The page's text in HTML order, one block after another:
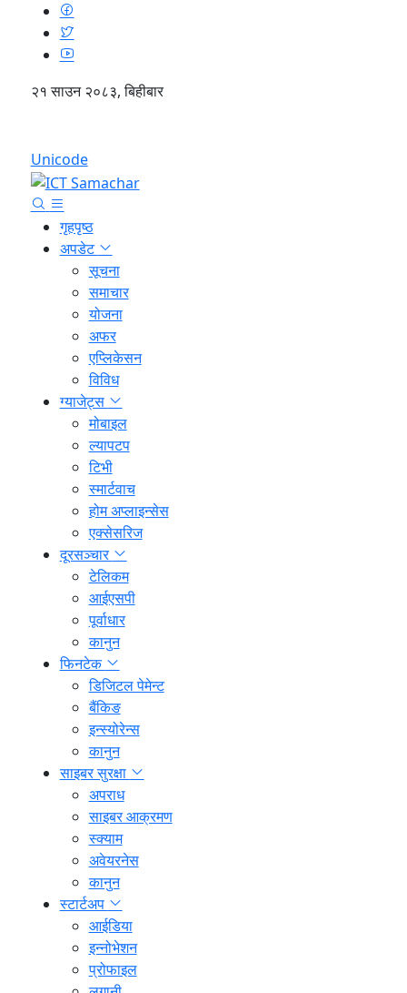
२१ साउन २०८३, बिहीबार
Unicode
गृहपृष्ठ
अपडेट
सूचना
समाचार
योजना
अफर
एप्लिकेसन
विविध
ग्याजेट्स
मोबाइल
ल्यापटप
टिभी
स्मार्टवाच
होम अप्लाइन्सेस
एक्सेसरिज
दूरसञ्चार
टेलिकम
आईएसपी
पूर्वाधार
कानुन
फिनटेक
डिजिटल पेमेन्ट
बैंकिङ
इन्स्योरेन्स
कानुन
साइबर सुरक्षा
अपराध
साइबर आक्रमण
स्क्याम
अवेयरनेस
कानुन
स्टार्टअप
आईडिया
इन्नोभेशन
प्रोफाइल